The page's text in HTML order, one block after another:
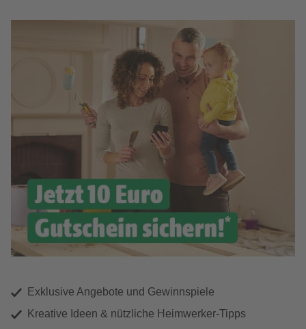
Exklusive Angebote und Gewinnspiele
Kreative Ideen & nützliche Heimwerker-Tipps